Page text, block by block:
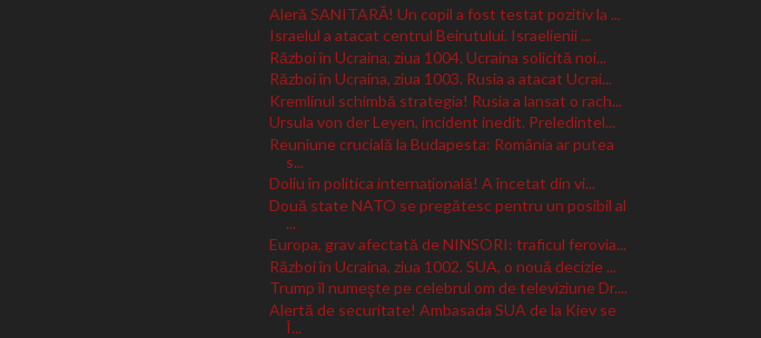
Aleră SANITARĂ! Un copil a fost testat pozitiv la ...
Israelul a atacat centrul Beirutului. Israelienii ...
Război în Ucraina, ziua 1004. Ucraina solicită noi...
Război în Ucraina, ziua 1003. Rusia a atacat Ucrai...
Kremlinul schimbă strategia! Rusia a lansat o rach...
Ursula von der Leyen, incident inedit. Preledintel...
Reuniune crucială la Budapesta: România ar putea
s...
Doliu în politica internațională! A încetat din vi...
Două state NATO se pregătesc pentru un posibil al
...
Europa, grav afectată de NINSORI: traficul ferovia...
Război în Ucraina, ziua 1002. SUA, o nouă decizie ...
Trump îl numeşte pe celebrul om de televiziune Dr....
Alertă de securitate! Ambasada SUA de la Kiev se
Î...